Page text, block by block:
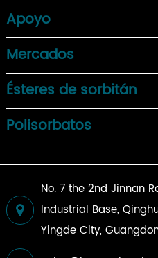
Apoyo
Mercados
Ésteres de sorbitán
Polisorbatos
No. 7 the 2nd Jinnan
Industrial Base,
Yingde City,